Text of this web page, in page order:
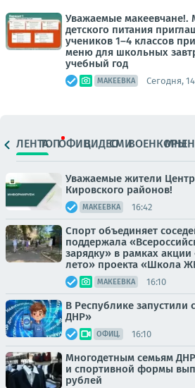
Уважаемые макеевчане!.
детского питания
учеников 1–4 классов
меню для школьных
учебный год
МАКЕЕВКА Сегодня,
ЛЕНТАТОПОФИЦ.ВИДЕОСМИВОЕНКОРЫ
Уважаемые жители
Кировского районов!
МАКЕЕВКА 16:42
Спорт объединяет
поддержала
зарядку» в рамках
лето» проекта «Школа
МАКЕЕВКА 16:10
В Республике запустили
ДНР»
ОФИЦ. 16:10
Многодетным семьям
и спортивной формы
рублей